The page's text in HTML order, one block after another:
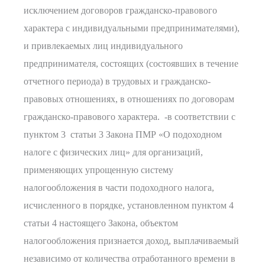
исключением договоров гражданско-правового
характера с индивидуальными предпринимателями),
и привлекаемых лиц индивидуального
предпринимателя, состоящих (состоявших в течение
отчетного периода) в трудовых и гражданско-
правовых отношениях, в отношениях по договорам
гражданско-правового характера. -в соответствии с
пунктом 3 статьи 3 Закона ПМР «О подоходном
налоге с физических лиц» для организаций,
применяющих упрощенную систему
налогообложения в части подоходного налога,
исчисленного в порядке, установленном пунктом 4
статьи 4 настоящего Закона, объектом
налогообложения признается доход, выплачиваемый
независимо от количества отработанного времени в